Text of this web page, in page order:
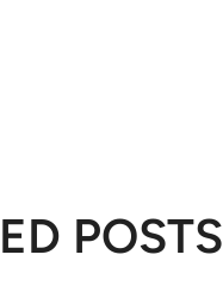
POSTS